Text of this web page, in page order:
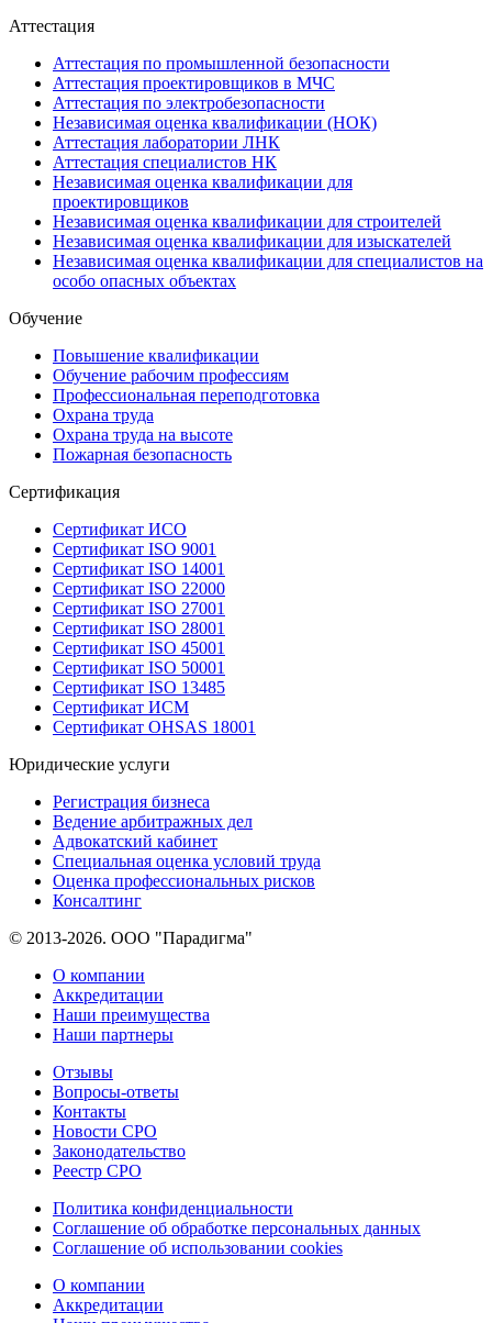
Аттестация
Аттестация по промышленной безопасности
Аттестация проектировщиков в МЧС
Аттестация по электробезопасности
Независимая оценка квалификации (НОК)
Аттестация лаборатории ЛНК
Аттестация специалистов НК
Независимая оценка квалификации для
проектировщиков
Независимая оценка квалификации для строителей
Независимая оценка квалификации для изыскателей
Независимая оценка квалификации для специалистов на
особо опасных объектах
Обучение
Повышение квалификации
Обучение рабочим профессиям
Профессиональная переподготовка
Охрана труда
Охрана труда на высоте
Пожарная безопасность
Сертификация
Сертификат ИСО
Сертификат ISO 9001
Сертификат ISO 14001
Сертификат ISO 22000
Сертификат ISO 27001
Сертификат ISO 28001
Сертификат ISO 45001
Сертификат ISO 50001
Сертификат ISO 13485
Сертификат ИСМ
Сертификат OHSAS 18001
Юридические услуги
Регистрация бизнеса
Ведение арбитражных дел
Адвокатский кабинет
Специальная оценка условий труда
Оценка профессиональных рисков
Консалтинг
© 2013-2026. ООО "Парадигма"
О компании
Аккредитации
Наши преимущества
Наши партнеры
Отзывы
Вопросы-ответы
Контакты
Новости СРО
Законодательство
Реестр СРО
Политика конфиденциальности
Соглашение об обработке персональных данных
Соглашение об использовании cookies
О компании
Аккредитации